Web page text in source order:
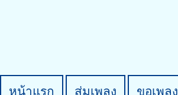
หน้าแรก สุ่มเพลง ขอเพลง